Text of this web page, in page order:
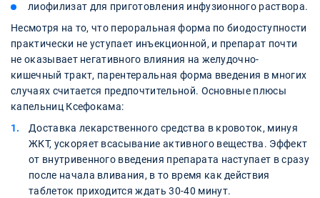
лиофилизат для приготовления инфузионного раствора.
Несмотря на то, что пероральная форма по биодоступности
практически не уступает инъекционной, и препарат почти
не оказывает негативного влияния на желудочно-
кишечный тракт, парентеральная форма введения в многих
случаях считается предпочтительной. Основные плюсы
капельниц Ксефокама:
Доставка лекарственного средства в кровоток, минуя
ЖКТ, ускоряет всасывание активного вещества. Эффект
от внутривенного введения препарата наступает в сразу
после начала вливания, в то время как действия
таблеток приходится ждать 30-40 минут.